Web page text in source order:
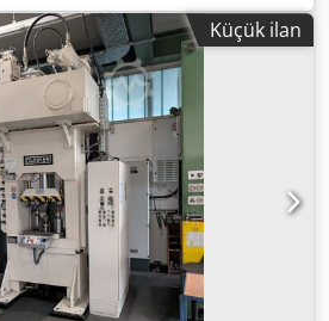
x 630 mm Tabla çapı: 250 mm
x 450 mm Montaj yüksekliği: 800
kadar Piston çapı: 400/360
mm/sn Koç yukarı hızı: 110 mm/sn
kW Makine ağırlığı yakl.: 8 t
Küçük ilan